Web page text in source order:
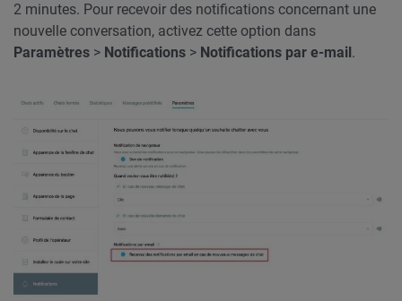
2 minutes. Pour recevoir des notifications concernant une
nouvelle conversation, activez cette option dans
Paramètres > Notifications > Notifications par e-mail .